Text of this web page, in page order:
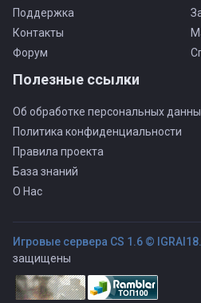
Поддержка
Контакты
Форум
Полезные ссылки
Об обработке персональных
Политика конфиденциальности
Правила проекта
База знаний
О Нас
Игровые сервера CS 1.6 ©
защищены